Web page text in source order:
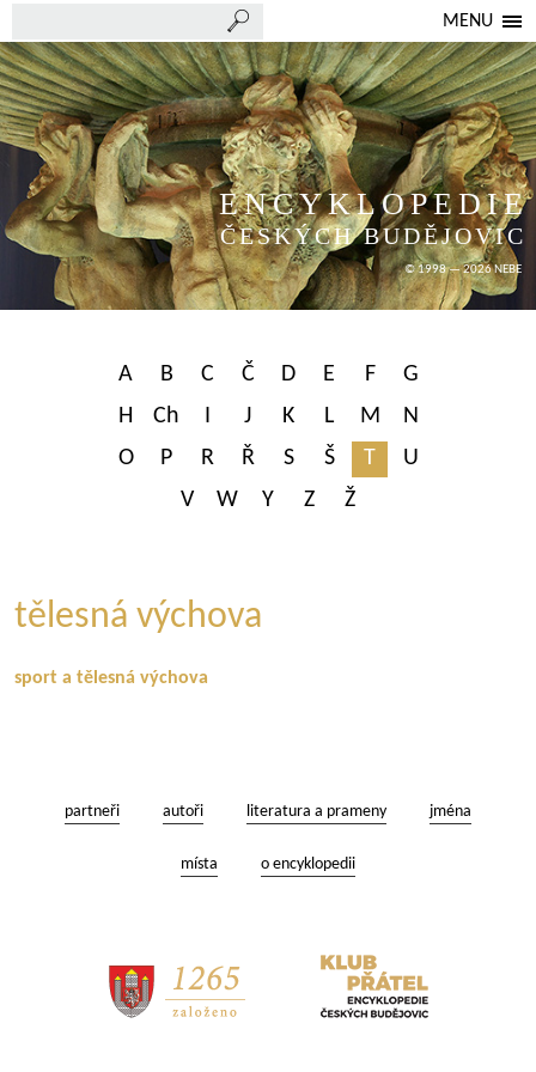
MENU
ENCYKLOPEDIE
ČESKÝCH BUDĚJOVIC
© 1998 — 2026 NEBE
A B C Č D E F
G
H
Ch I J K L M
N
O
P R Ř S Š T
U
V
W Y Z Ž
tělesná výchova
sport a tělesná výchova
partneři autoři literatura a prameny jména
místa o encyklopedii